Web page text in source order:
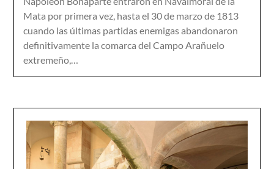
Mata por primera vez, hasta el 30 de marzo de 1813
cuando las últimas partidas enemigas abandonaron
definitivamente la comarca del Campo Arañuelo
extremeño,…